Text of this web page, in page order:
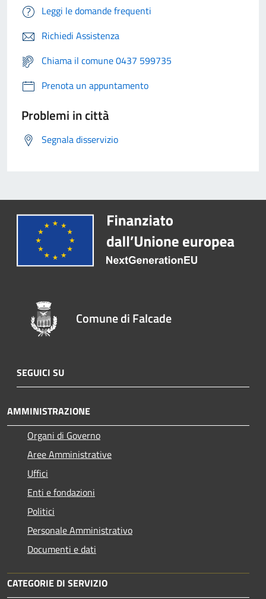
Leggi le domande frequenti
Richiedi Assistenza
Chiama il comune 0437 599735
Prenota un appuntamento
Problemi in città
Segnala disservizio
Comune di Falcade
SEGUICI SU
AMMINISTRAZIONE
Organi di Governo
Aree Amministrative
Uffici
Enti e fondazioni
Politici
Personale Amministrativo
Documenti e dati
CATEGORIE DI SERVIZIO